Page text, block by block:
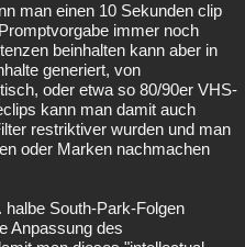
man einen 10 Sekunden clip
immer noch
beinhalten kann aber in
generiert, von
oder etwa so 80/90er VHS-
kann man damit auch
restriktiver wurden und man
oder Marken nachmachen
South-Park-Folgen
Anpassung des